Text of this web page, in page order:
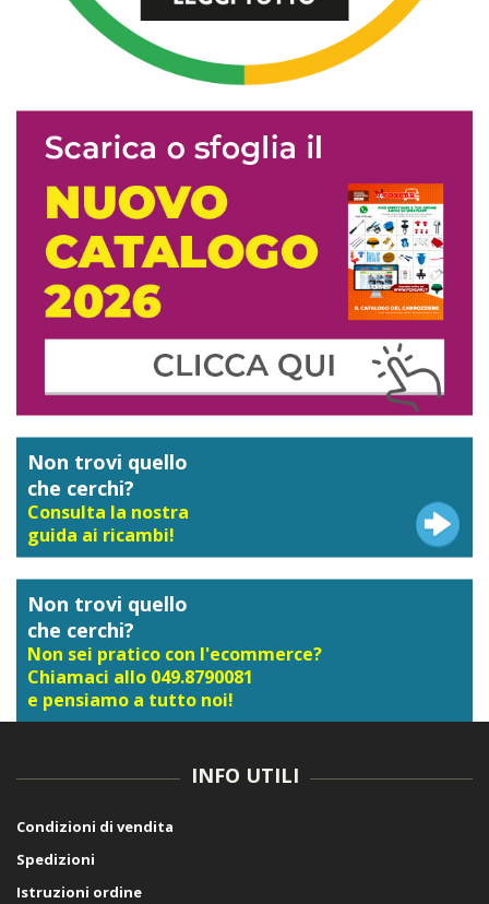
Non trovi quello
che cerchi?
Consulta la nostra
guida ai ricambi!
Non trovi quello
che cerchi?
Non sei pratico con l'ecommerce?
Chiamaci allo 049.8790081
e pensiamo a tutto noi!
INFO UTILI
Condizioni di vendita
Spedizioni
Istruzioni ordine